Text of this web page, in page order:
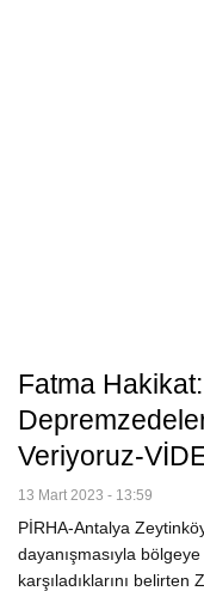
Fatma
Veriyoruz-
13 Mart 2023 - 13:59
PİRHA-Antalya
dayanışmasıyla
karşıladıklarını